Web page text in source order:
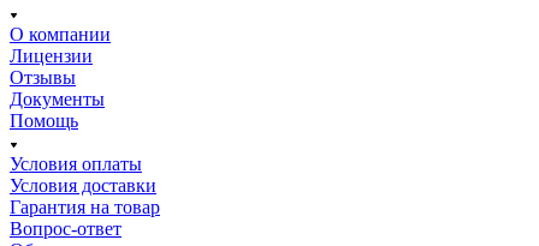
О компании
Лицензии
Отзывы
Документы
Помощь
Условия оплаты
Условия доставки
Гарантия на товар
Вопрос-ответ